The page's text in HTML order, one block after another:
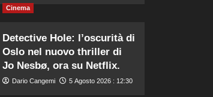
Cinema
Detective Hole: l’oscurità di
Oslo nel nuovo thriller di
Jo Nesbø, ora su Netflix.
Dario Cangemi 5 Agosto 2026 : 12:30